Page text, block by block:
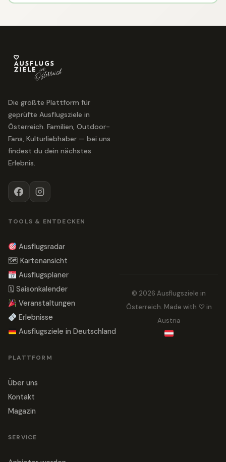
Die größte Plattform für
geprüfte Ausflugsziele in
Österreich. Familien, Outdoor-
Fans, Kulturliebhaber — bei uns
findest du dein nächstes
Erlebnis.
TOOLS & ENTDECKEN
Ausflugsradar
🗺 Kartenansicht
Ausflugsplaner
🗓 Saisonkalender
Veranstaltungen
Erlebnisse
Ausflugsziele in Deutschland
PLATTFORM
Über uns
Kontakt
Magazin
SERVICE
© 2026 Ausflugsziele in
Österreich. Made with ♡ in
Austria